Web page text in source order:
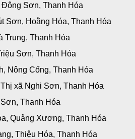
Sơn, Thanh Hóa
Sơn, Hoằng Hóa, Thanh Hóa
Trung, Thanh Hóa
Sơn, Thanh Hóa
Nông Cống, Thanh Hóa
xã Nghi Sơn, Thanh Hóa
Thanh Hóa
Quảng Xương, Thanh Hóa
Thiệu Hóa, Thanh Hóa